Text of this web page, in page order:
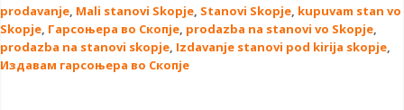
prodavanje, Mali stanovi Skopje, Stanovi Skopje, kupuvam stan vo
Skopje, Гарсоњера во Скопје, prodazba na stanovi vo Skopje,
prodazba na stanovi skopje, Izdavanje stanovi pod kirija skopje,
Издавам гарсоњера во Скопје